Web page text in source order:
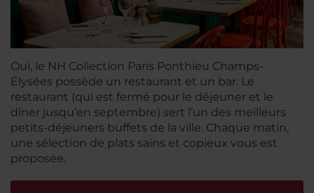
Oui, le NH Collection Paris Ponthieu Champs-
Élysées possède un restaurant et un bar. Le
restaurant (qui est fermé pour le déjeuner et le
dîner jusqu’en septembre) sert l’un des meilleurs
petits-déjeuners buffets de la ville. Chaque matin,
une sélection de plats sains et copieux vous est
proposée.